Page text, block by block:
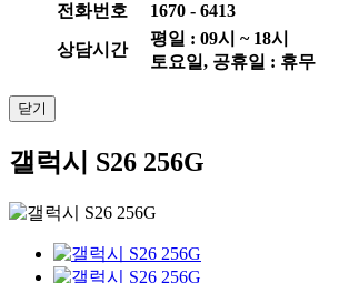
전화번호
1670 - 6413
상담시간
평일 : 09시 ~ 18시
토요일, 공휴일 : 휴무
닫기
갤럭시 S26 256G